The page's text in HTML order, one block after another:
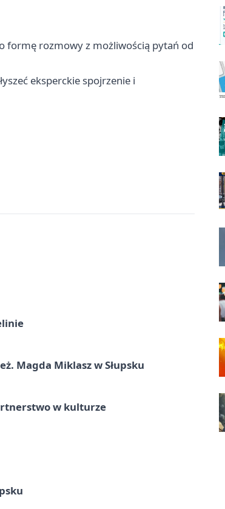
formę rozmowy z możliwością pytań od
eksperckie spojrzenie i
Magda Miklasz w Słupsku
w kulturze